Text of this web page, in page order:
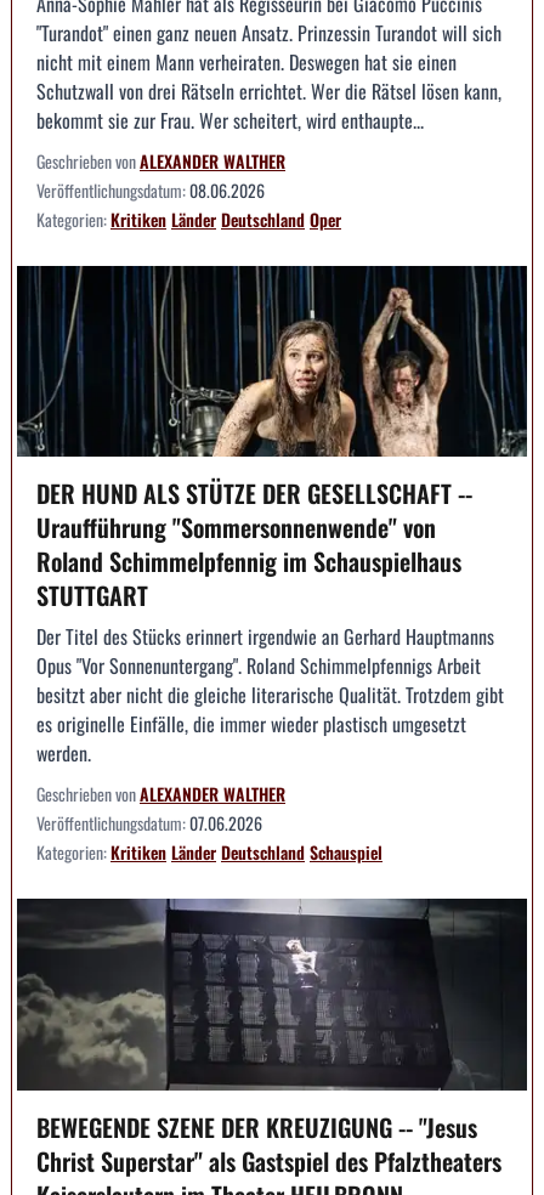
"Turandot" einen ganz neuen Ansatz. Prinzessin Turandot will sich
nicht mit einem Mann verheiraten. Deswegen hat sie einen
Schutzwall von drei Rätseln errichtet. Wer die Rätsel lösen kann,
bekommt sie zur Frau. Wer scheitert, wird enthaupte...
Geschrieben vonALEXANDER WALTHER
Veröffentlichungsdatum:08.06.2026
Kategorien:KritikenLänderDeutschlandOper
DER HUND ALS STÜTZE DER GESELLSCHAFT --
Uraufführung "Sommersonnenwende" von
Roland Schimmelpfennig im Schauspielhaus
STUTTGART
Der Titel des Stücks erinnert irgendwie an Gerhard Hauptmanns
Opus "Vor Sonnenuntergang". Roland Schimmelpfennigs Arbeit
besitzt aber nicht die gleiche literarische Qualität. Trotzdem gibt
es originelle Einfälle, die immer wieder plastisch umgesetzt
werden.
Geschrieben vonALEXANDER WALTHER
Veröffentlichungsdatum:07.06.2026
Kategorien:KritikenLänderDeutschlandSchauspiel
BEWEGENDE SZENE DER KREUZIGUNG -- "Jesus
Christ Superstar" als Gastspiel des Pfalztheaters